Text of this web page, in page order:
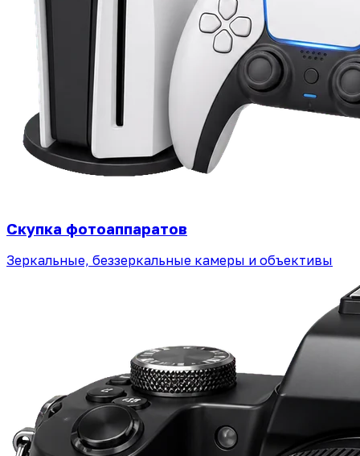
Скупка фотоаппаратов
Зеркальные, беззеркальные камеры и объективы